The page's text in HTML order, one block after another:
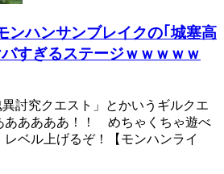
ンハンサンブレイクの｢城塞高
すぎるステージｗｗｗｗｗ
異討究クエスト」とかいうギルクエ
あああああ！！ めちゃくちゃ遊べ
ベル上げるぞ！【モンハンライ